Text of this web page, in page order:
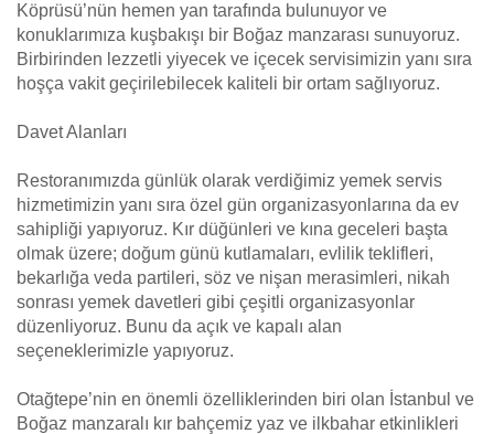
Köprüsü’nün hemen yan tarafında bulunuyor ve
konuklarımıza kuşbakışı bir Boğaz manzarası sunuyoruz.
Birbirinden lezzetli yiyecek ve içecek servisimizin yanı sıra
hoşça vakit geçirilebilecek kaliteli bir ortam sağlıyoruz.
Davet Alanları
Restoranımızda günlük olarak verdiğimiz yemek servis
hizmetimizin yanı sıra özel gün organizasyonlarına da ev
sahipliği yapıyoruz. Kır düğünleri ve kına geceleri başta
olmak üzere; doğum günü kutlamaları, evlilik teklifleri,
bekarlığa veda partileri, söz ve nişan merasimleri, nikah
sonrası yemek davetleri gibi çeşitli organizasyonlar
düzenliyoruz. Bunu da açık ve kapalı alan
seçeneklerimizle yapıyoruz.
Otağtepe’nin en önemli özelliklerinden biri olan İstanbul ve
Boğaz manzaralı kır bahçemiz yaz ve ilkbahar etkinlikleri